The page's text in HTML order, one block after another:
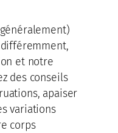
et notre
des conseils
apaiser
variations
corps